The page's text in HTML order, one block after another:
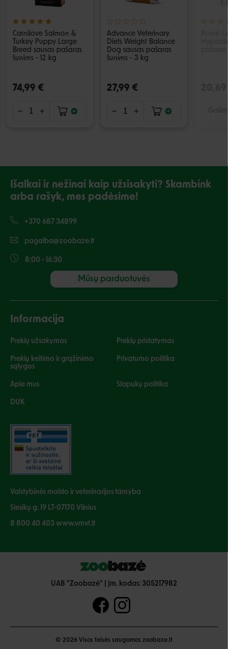
Carnilove Salmon &
Turkey Puppy Large
Breed sausas pašaras
šunims - 12 kg
74,99 €
Advance Veterinary
Diets Weight Balance
Dog sausas pašaras
šunims - 3 kg
27,99 €
Royal
Išalkai ir nežinai kaip užsisakyti? Skambink
arba rašyk, mes padėsime!
+370 687 34899
pagalba@zoobaze.lt
8:00 - 16:30
Mūsų parduotuvės
Informacija
Prekių užsakymas Prekių pristatymas
Prekių keitimo ir grąžinimo
sąlygos
Privatumo politika
Apie mus Slapukų politika
DUK
Valstybinės maisto ir veterinarijos tarnyba
Siesikų g. 19 LT-07170 Vilnius
8 800 40 403 www.vmvt.lt
UAB "Zoobazė" | Įm. kodas: 305217982
© 2026 Visos teisės saugomos zoobaze.lt